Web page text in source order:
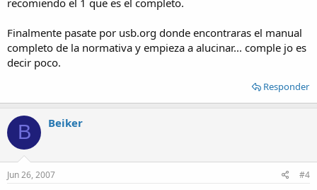
Finalmente pasate por usb.org donde encontraras el manual
completo de la normativa y empieza a alucinar... comple jo es
decir poco.
Responder
B Beiker
Jun 26, 2007 #4